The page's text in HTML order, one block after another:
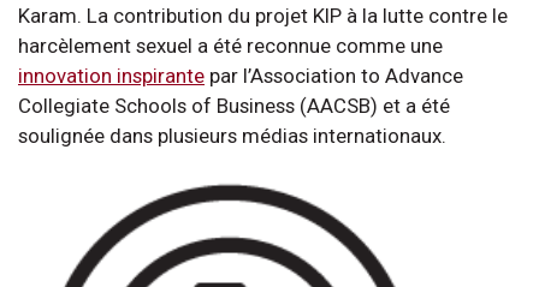
Karam. La contribution du projet KIP à la lutte contre le
harcèlement sexuel a été reconnue comme une
innovation inspirante par l’Association to Advance
Collegiate Schools of Business (AACSB) et a été
soulignée dans plusieurs médias internationaux.